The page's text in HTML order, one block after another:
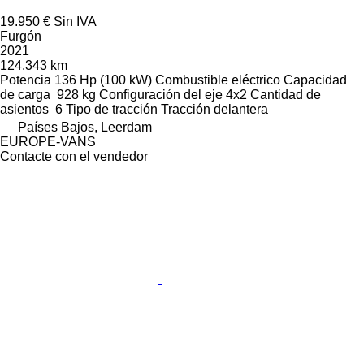
19.950 € Sin IVA
Furgón
2021
124.343 km
Potencia 136 Hp (100 kW) Combustible eléctrico Capacidad
de carga 928 kg Configuración del eje 4x2 Cantidad de
asientos 6 Tipo de tracción Tracción delantera
Países Bajos, Leerdam
EUROPE-VANS
Contacte con el vendedor